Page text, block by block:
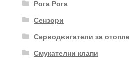
Рога Рога
Сензори
Серводвигатели за
Смукателни клапи